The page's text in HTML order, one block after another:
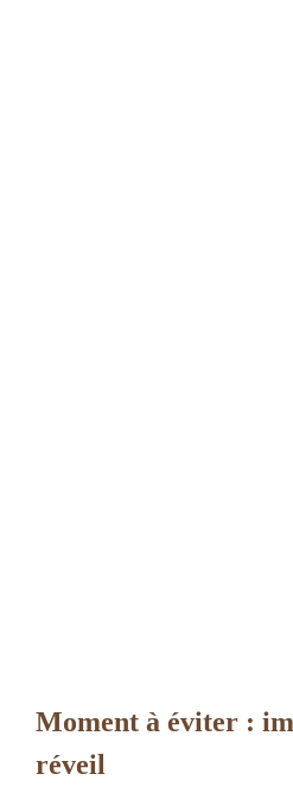
Moment à éviter :
réveil